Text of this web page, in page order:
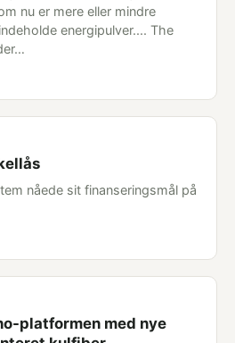
nu er mere eller mindre
energipulver.... The
nåede sit finanseringsmål på
platformen med nye